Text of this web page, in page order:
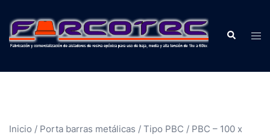
Inicio / Porta barras metálicas / Tipo PBC / PBC – 100 x